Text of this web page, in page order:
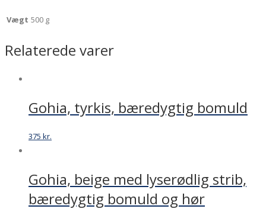
Vægt 500 g
Relaterede varer
Gohia, tyrkis, bæredygtig bomuld
375 kr.
Gohia, beige med lyserødlig strib,
bæredygtig bomuld og hør